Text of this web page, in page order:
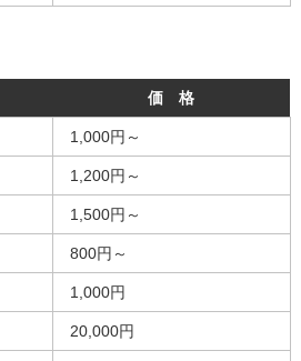
価 格
1,000円～
1,200円～
1,500円～
800円～
1,000円
20,000円